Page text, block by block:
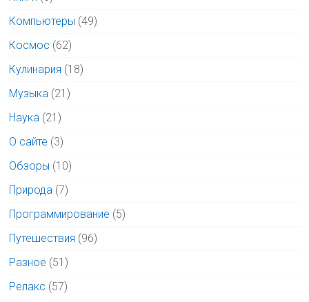
Компьютеры (49)
Космос (62)
Кулинария (18)
Музыка (21)
Наука (21)
О сайте (3)
Обзоры (10)
Природа (7)
Программирование (5)
Путешествия (96)
Разное (51)
Релакс (57)